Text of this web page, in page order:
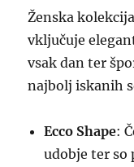
Ženska
vključuje
vsak dan ter
najbolj iskanih
Ecco Shape:
udobje ter so